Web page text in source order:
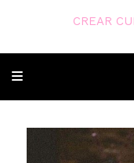
CREAR